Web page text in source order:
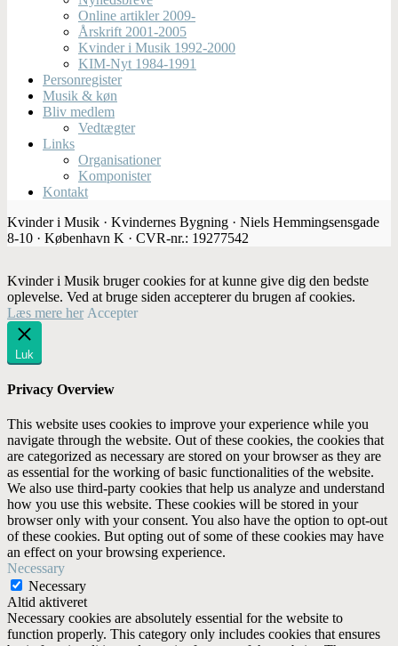
Online artikler 2009-
Årskrift 2001-2005
Kvinder i Musik 1992-2000
KIM-Nyt 1984-1991
Personregister
Musik & køn
Bliv medlem
Vedtægter
Links
Organisationer
Komponister
Kontakt
Kvinder i Musik · Kvindernes Bygning · Niels Hemmingsensgade
8-10 · København K · CVR-nr.: 19277542
Kvinder i Musik bruger cookies for at kunne give dig den bedste
oplevelse. Ved at bruge siden accepterer du brugen af cookies.
Læs mere her Accepter
Luk
Privacy Overview
This website uses cookies to improve your experience while you
navigate through the website. Out of these cookies, the cookies that
are categorized as necessary are stored on your browser as they are
as essential for the working of basic functionalities of the website.
We also use third-party cookies that help us analyze and understand
how you use this website. These cookies will be stored in your
browser only with your consent. You also have the option to opt-out
of these cookies. But opting out of some of these cookies may have
an effect on your browsing experience.
Necessary
Necessary
Altid aktiveret
Necessary cookies are absolutely essential for the website to
function properly. This category only includes cookies that ensures